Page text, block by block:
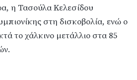
η Τασούλα Κελεσίδου
στη δισκοβολία, ενώ ο
το χάλκινο μετάλλιο στα 85